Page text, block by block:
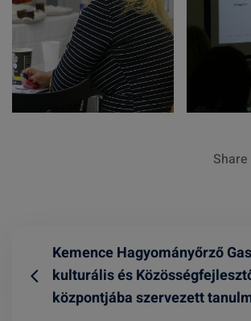
Kemence Hagyományőrző
kulturális és
központjába szervezett